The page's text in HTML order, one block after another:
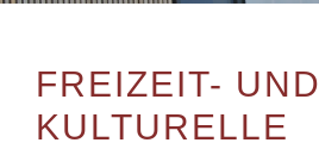
FREIZEIT- UND
KULTURELLE